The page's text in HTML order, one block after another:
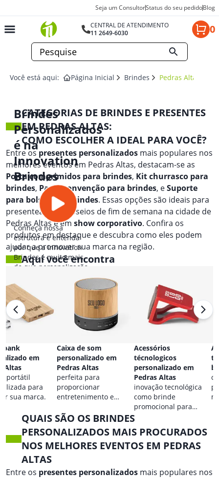
Seja um ConsultorStatus do seu pedidoBlog
CENTRAL DE ATENDIMENTO
11 2649-6030
0
Você está aqui: Página Inicial Brindes Pedras Altas
Brindes
Personalizados
é na
Innovation
Brindes
Conheça nossa
estrutura e entenda
por que a Innovation
Brindes é muito mais
do que personalização.
CATEGORIAS DE BRINDES E PRESENTES
EM PEDRAS ALTAS:
COMO ESCOLHER A IDEAL PARA VOCÊ?
Entre ospresentes personalizados mais populares nos
melhores eventos em Pedras Altas, destacam-se as
Porta comprimidos para brindes, Kit churrasco para
brindes, Pasta convenção para brindes, eSuporte
para bolsa para brindes. Essas opções são ideais para
presentear em passeios de fim de semana na cidade de
Pedras Altas e em show corporativo. Confira os
produtos em destaque e descubra como eles podem
ajudar a promover sua marca na região.
Aqui você encontra
bank
em
Altas
portátil
para
sua marca.
Caixa de som
personalizado em
Pedras Altas
perfeita para
proporcionar
entretenimento e
qualquer ocasião.
Acessórios
técnologicos
personalizado em
Pedras Altas
inovação tecnológica
como brinde
promocional para
eventos.
QUAIS SÃO OS BRINDES
PERSONALIZADOS MAIS PROCURADOS
NOS MELHORES EVENTOS EM PEDRAS
ALTAS
Entre os presentes personalizados mais populares nos